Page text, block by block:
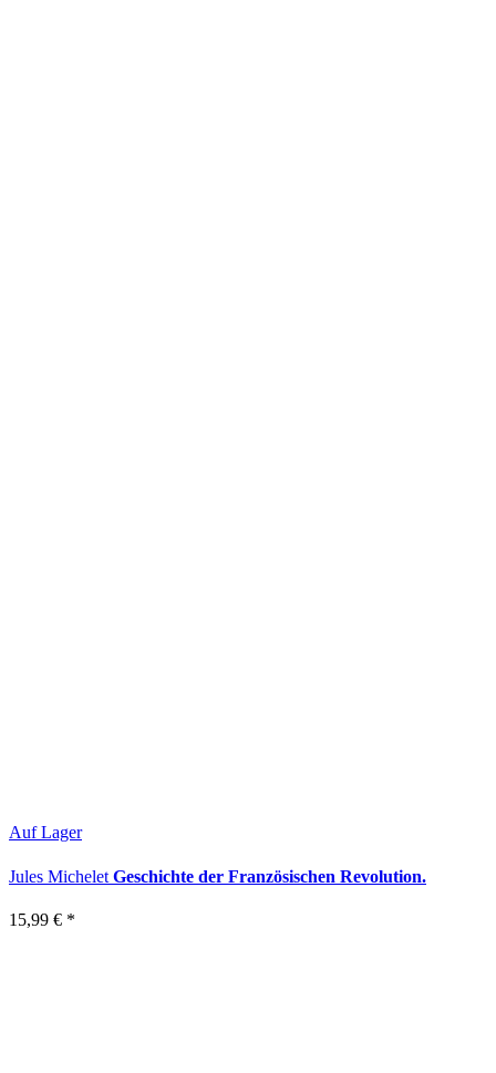
Auf Lager
Jules Michelet Geschichte der Französischen Revolution.
15,99 € *